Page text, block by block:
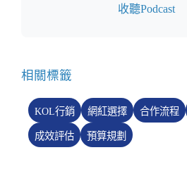
收聽Podcast
相關標籤
KOL行銷 網紅選擇 合作流程
成效評估 預算規劃